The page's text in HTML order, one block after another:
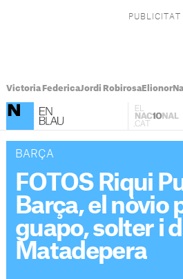
Victoria FedericaJordi RobirosaElionor
BARÇA
FOTOS Riqui
Barça, el nòvio
guapo, solter i
Matadepera